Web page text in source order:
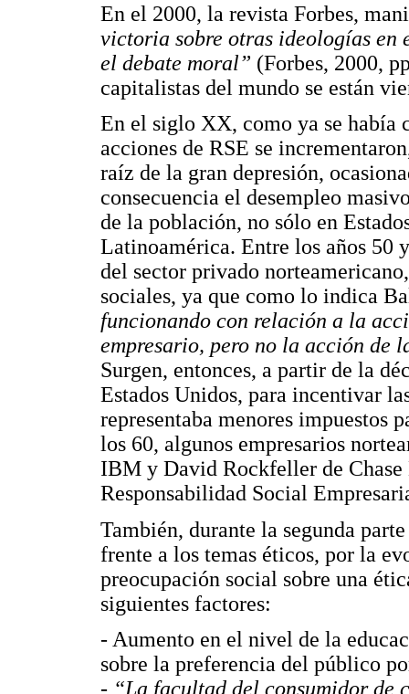
En el 2000, la revista Forbes,
victoria sobre otras ideologías en
el debate moral” (Forbes, 2000,
capitalistas del mundo se están
En el siglo XX, como ya se había
acciones de RSE se
raíz de la gran depresión,
consecuencia el desempleo
de la población, no sólo en
Latinoamérica. Entre los años 50
del sector privado
sociales, ya que como lo indica
funcionando con relación a la
empresario, pero no la acción de
Surgen, entonces, a partir de la
Estados Unidos, para incentivar
representaba menores impuestos
los 60, algunos empresarios
IBM y David Rockfeller de
Responsabilidad Social
También, durante la segunda
frente a los temas éticos, por la
preocupación social sobre una
siguientes factores:
- Aumento en el nivel de la
sobre la preferencia del público
- “La facultad del consumidor de